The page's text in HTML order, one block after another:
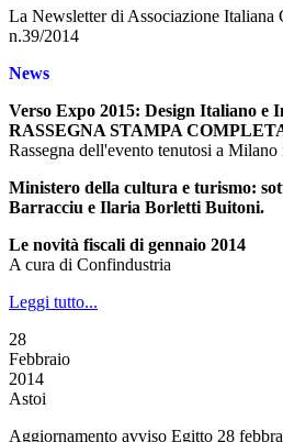
La Newsletter di Associazione Italiana
n.39/2014
News
Verso Expo 2015: Design Italiano e
RASSEGNA STAMPA
Rassegna dell'evento tenutosi a
Ministero della cultura e turismo:
Barracciu e Ilaria Borletti Buitoni.
Le novità fiscali di gennaio 2014
A cura di Confindustria
Leggi tutto...
28
Febbraio
2014
Astoi
Aggiornamento avviso Egitto 28